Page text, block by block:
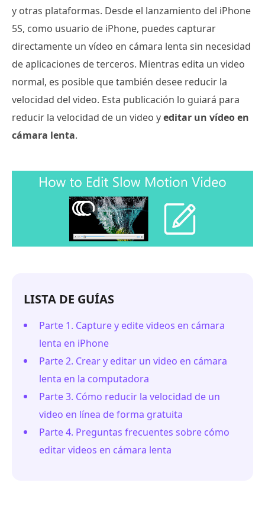
y otras plataformas. Desde el lanzamiento del iPhone
5S, como usuario de iPhone, puedes capturar
directamente un vídeo en cámara lenta sin necesidad
de aplicaciones de terceros. Mientras edita un video
normal, es posible que también desee reducir la
velocidad del video. Esta publicación lo guiará para
reducir la velocidad de un video yeditar un vídeo en
cámara lenta.
LISTA DE GUÍAS
Parte 1. Capture y edite videos en cámara
lenta en iPhone
Parte 2. Crear y editar un video en cámara
lenta en la computadora
Parte 3. Cómo reducir la velocidad de un
video en línea de forma gratuita
Parte 4. Preguntas frecuentes sobre cómo
editar videos en cámara lenta